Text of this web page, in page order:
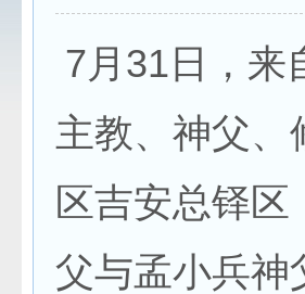
7月31日，来
主教、神父、
区吉安总铎
父与孟小兵神